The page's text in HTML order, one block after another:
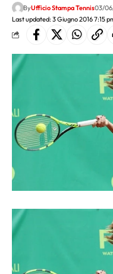
Last updated: 3 Giugno 2016 7:15
ByUfficio Stampa Tennis03/